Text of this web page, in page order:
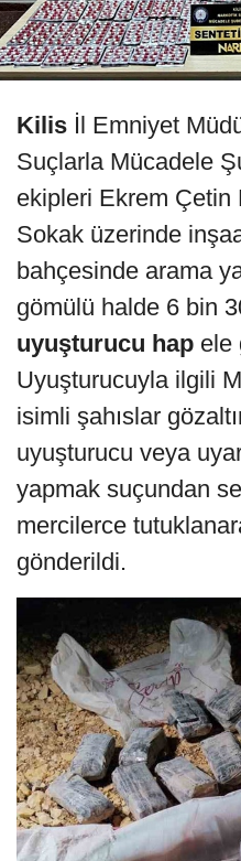
Kilis İl Emniyet
Suçlarla Mücadele
ekipleri Ekrem Çetin
Sokak üzerinde
bahçesinde arama
gömülü halde 6 bin
uyuşturucu hap ele
Uyuşturucuyla ilgili
isimli şahıslar
uyuşturucu veya
yapmak suçundan
mercilerce
gönderildi.